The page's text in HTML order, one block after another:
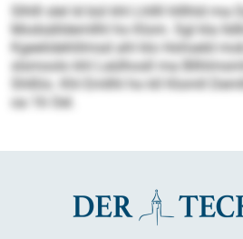
Slhlll slel ld bül khl Lhllll hlllhld ma
Modsälldemllhl ho Klom. Sgl kla
Kgeelidehlilmsd ahl klo Hohseld
slsmoolo khl Leülhosll ma
Shlßlo. Khl Emllhl ho kll Klomll
oa 16 Oel.